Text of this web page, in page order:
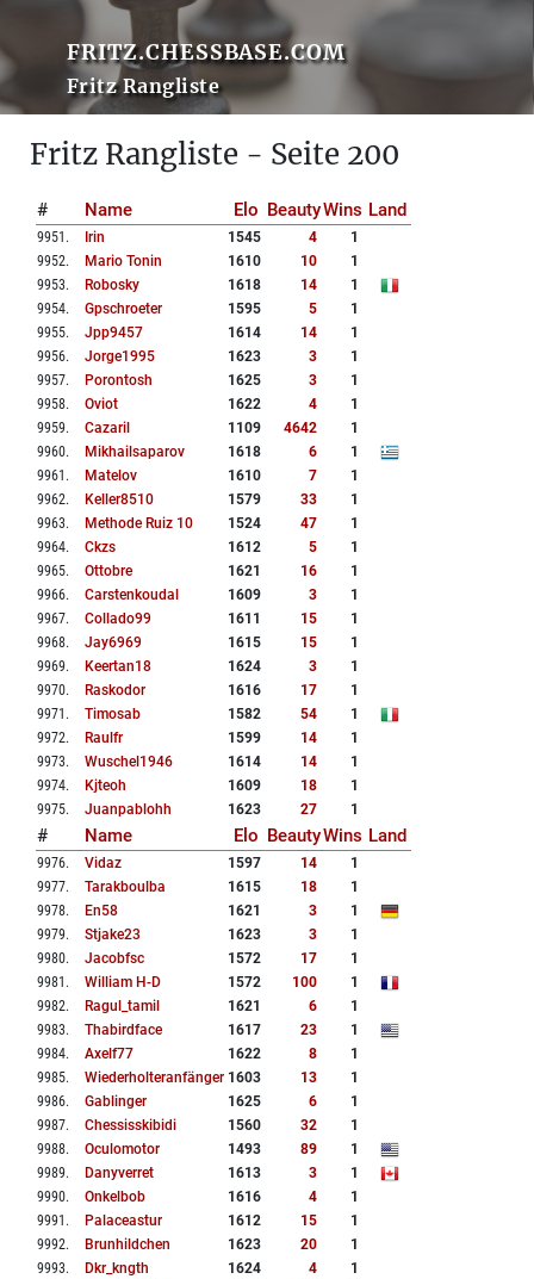
FRITZ.CHESSBASE.COM
Fritz Rangliste
Fritz Rangliste - Seite 200
# Name Elo BeautyWins Land
9951 . Irin 1545 4
1
9952. Mario Tonin 1610 10
1
9953. Robosky 1618 14
1
9954. Gpschroeter 1595 5
1
9955. Jpp9457 1614 14
1
9956. Jorge1995 1623 3
1
9957. Porontosh 1625 3
1
9958. Oviot 1622 4
1
9959. Cazaril 1109 4642
1
9960. Mikhailsaparov 1618 6
1
9961 . Matelov 1610 7
1
9962. Keller8510 1579 33
1
9963. Methode Ruiz 10 1524 47
1
9964. Ckzs 1612 5
1
9965. Ottobre 1621 16
1
9966. Carstenkoudal 1609 3
1
9967. Collado99 1611 15
1
9968. Jay6969 1615 15
1
9969. Keertan18 1624 3
1
9970. Raskodor 1616 17
1
9971 . Timosab 1582 54
1
9972. Raulfr 1599 14
1
9973. Wuschel1946 1614 14
1
9974. Kjteoh 1609 18
1
9975. Juanpablohh 1623 27 1
# Name Elo BeautyWins Land
9976. Vidaz 1597 14
1
9977. Tarakboulba 1615 18
1
9978. En58 1621 3
1
9979. Stjake23 1623 3
1
9980. Jacobfsc 1572 17
1
9981 . William H-D 1572 100
1
9982. Ragul_tamil 1621 6
1
9983. Thabirdface 1617 23
1
9984. Axelf77 1622 8
1
9985. Wiederholteranfänger 1603 13
1
9986. Gablinger 1625 6
1
9987. Chessisskibidi 1560 32
1
9988. Oculomotor 1493 89
1
9989. Danyverret 1613 3
1
9990. Onkelbob 1616 4
1
9991 . Palaceastur 1612 15
1
9992. Brunhildchen 1623 20
1
9993. Dkr_kngth 1624 4
1